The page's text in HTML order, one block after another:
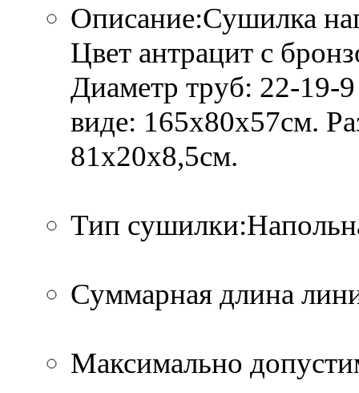
Описание:Сушилка
Цвет антрацит с
Диаметр труб: 22-19-
виде: 165х80х57см.
81х20х8,5см.
Тип
Суммарная длина
Максимально